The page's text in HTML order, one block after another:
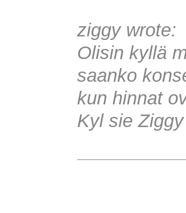
ziggy wrote:
Olisin kyllä
saanko
kun hinnat
Kyl sie